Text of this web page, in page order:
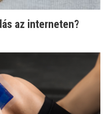
az interneten?